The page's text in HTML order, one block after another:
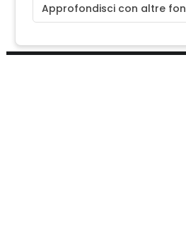
Approfondisci con altre